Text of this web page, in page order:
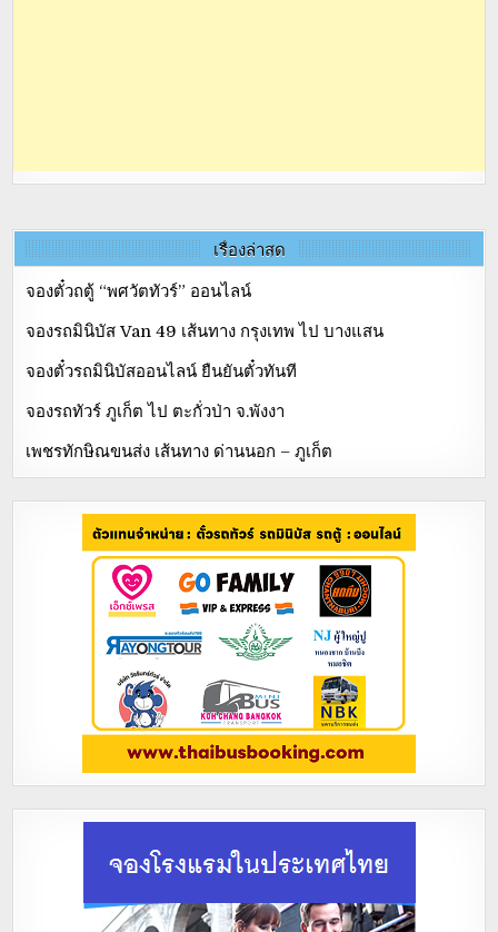
เรื่องล่าสุด
จองตั๋วถตู้ “พศวัตทัวร์” ออนไลน์
จองรถมินิบัส Van 49 เส้นทาง กรุงเทพ ไป บางแสน
จองตั๋วรถมินิบัสออนไลน์ ยืนยันตั๋วทันที
จองรถทัวร์ ภูเก็ต ไป ตะกั่วป่า จ.พังงา
เพชรทักษิณขนส่ง เส้นทาง ด่านนอก – ภูเก็ต